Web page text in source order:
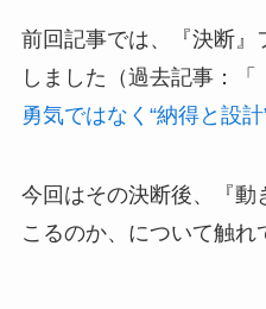
前回記事では、『決断』
しました（過去記事：「
勇気ではなく“納得と設計
今回はその決断後、『動
こるのか、について触れ